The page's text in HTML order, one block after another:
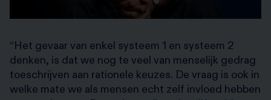
“Het gevaar van enkel systeem 1 en systeem 2
denken, is dat we nog te veel van menselijk gedrag
toeschrijven aan rationele keuzes. De vraag is ook in
welke mate we als mensen echt zelf invloed hebben